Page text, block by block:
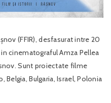
(FFIR), desfasurat intre 20
cinematograful Amza Pellea
Sunt proiectate filme
Belgia, Bulgaria, Israel, Polonia